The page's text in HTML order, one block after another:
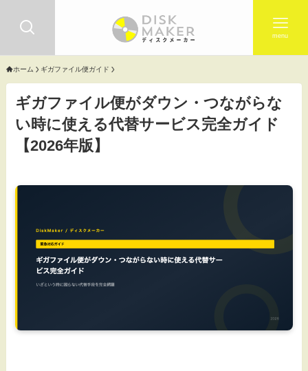
menu
ホーム ギガファイル便ガイド
ギガファイル便がダウン・つながらな
い時に使える代替サービス完全ガイド
【2026年版】